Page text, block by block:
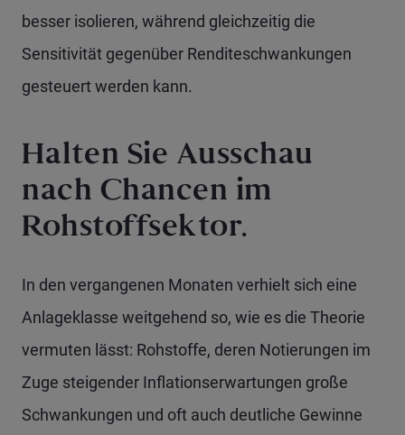
besser isolieren, während gleichzeitig die
Sensitivität gegenüber Renditeschwankungen
gesteuert werden kann.
Halten Sie Ausschau
nach Chancen im
Rohstoffsektor.
In den vergangenen Monaten verhielt sich eine
Anlageklasse weitgehend so, wie es die Theorie
vermuten lässt: Rohstoffe, deren Notierungen im
Zuge steigender Inflationserwartungen große
Schwankungen und oft auch deutliche Gewinne